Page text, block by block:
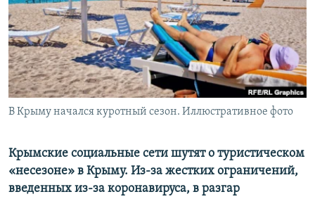
ПОБЕДИТЕЛЕЙ НЕ СУДЯТ?
КРЫМ.НЕПОКОРЕННЫЙ
ELIFBE
УКРАИНСКАЯ ПРОБЛЕМА КРЫМА
ПРИСОЕДИНЯЙТЕСЬ!
Все сайты RFE/RL
В Крыму начался куротный сезон. Иллюстративное фото
Крымские социальные сети шутят о туристическом
«несезоне» в Крыму. Из-за жестких ограничений,
введенных из-за коронавируса, в разгар